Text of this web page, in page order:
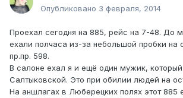
Опубликовано 3 февраля, 2014
Проехал сегодня на 885, рейс на 7-48. До
ехали полчаса из-за небольшой пробки на
пр.пр. 598.
В салоне ехал я и ещё один мужик,
Салтыковской. Это при обилии людей на
На аншлагах в Люберецких полях этот 885